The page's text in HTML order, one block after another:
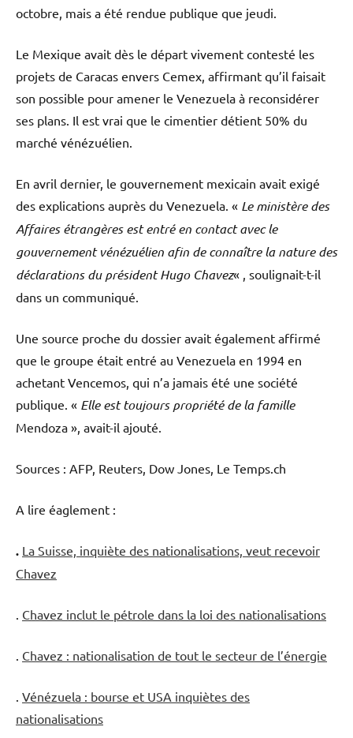
octobre, mais a été rendue publique que jeudi.
Le Mexique avait dès le départ vivement contesté les
projets de Caracas envers Cemex, affirmant qu’il faisait
son possible pour amener le Venezuela à reconsidérer
ses plans. Il est vrai que le cimentier détient 50% du
marché vénézuélien.
En avril dernier, le gouvernement mexicain avait exigé
des explications auprès du Venezuela. « Le ministère des
Affaires étrangères est entré en contact avec le
gouvernement vénézuélien afin de connaître la nature des
déclarations du président Hugo Chavez« , soulignait-t-il
dans un communiqué.
Une source proche du dossier avait également affirmé
que le groupe était entré au Venezuela en 1994 en
achetant Vencemos, qui n’a jamais été une société
publique. « Elle est toujours propriété de la famille
Mendoza », avait-il ajouté.
Sources : AFP, Reuters, Dow Jones, Le Temps.ch
A lire éaglement :
. La Suisse, inquiète des nationalisations, veut recevoir
Chavez
. Chavez inclut le pétrole dans la loi des nationalisations
. Chavez : nationalisation de tout le secteur de l’énergie
. Vénézuela : bourse et USA inquiètes des
nationalisations